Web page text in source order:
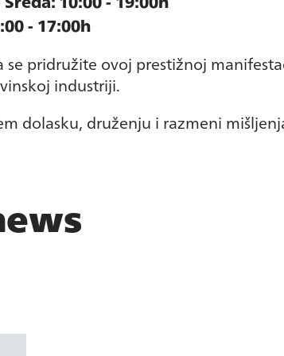
- 17:00h
se pridružite ovoj prestižnoj
industriji.
dolasku, druženju i razmeni